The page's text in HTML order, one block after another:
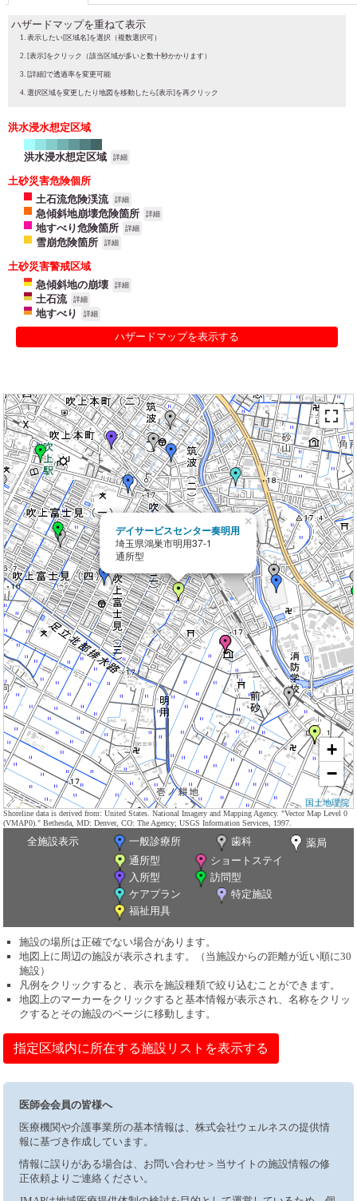
ハザードマップを重ねて表示
表示したい[区域名]を選択（複数選択可）
[表示]をクリック（該当区域が多いと数十秒かかります）
[詳細]で透過率を変更可能
選択区域を変更したり地図を移動したら[表示]を再クリック
洪水浸水想定区域
洪水浸水想定区域 詳細
土砂災害危険個所
土石流危険渓流
詳細
急傾斜地崩壊危険箇所 詳細
地すべり危険箇所 詳細
雪崩危険箇所 詳細
土砂災害警戒区域
急傾斜地の崩壊
詳細
土石流 詳細
地すべり 詳細
ハザードマップを表示する
デイサービスセンター奏明用
埼玉県鴻巣市明用37-1
通所型
×
+
−
国土地理院
Shoreline data is derived from: United States. National Imagery and Mapping Agency. "Vector Map Level 0
(VMAP0)." Bethesda, MD: Denver, CO: The Agency; USGS Information Services, 1997.
全施設表示 一般診療所 歯科
薬局
通所型
ショートステイ
入所型
訪問型
ケアプラン
特定施設
福祉用具
施設の場所は正確でない場合があります。
地図上に周辺の施設が表示されます。（当施設からの距離が近い順に30
施設）
凡例をクリックすると、表示を施設種類で絞り込むことができます。
地図上のマーカーをクリックすると基本情報が表示され、名称をクリッ
クするとその施設のページに移動します。
指定区域内に所在する施設リストを表示する
医師会会員の皆様へ
医療機関や介護事業所の基本情報は、株式会社ウェルネスの提供情
報に基づき作成しています。
情報に誤りがある場合は、お問い合わせ＞当サイトの施設情報の修
正依頼よりご連絡ください。